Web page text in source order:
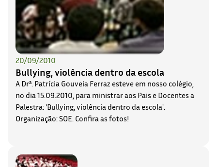
20/09/2010
Bullying, violência dentro da escola
A Drª. Patrícia Gouveia Ferraz esteve em nosso colégio,
no dia 15.09.2010, para ministrar aos Pais e Docentes a
Palestra: 'Bullying, violência dentro da escola'.
Organização: SOE. Confira as fotos!